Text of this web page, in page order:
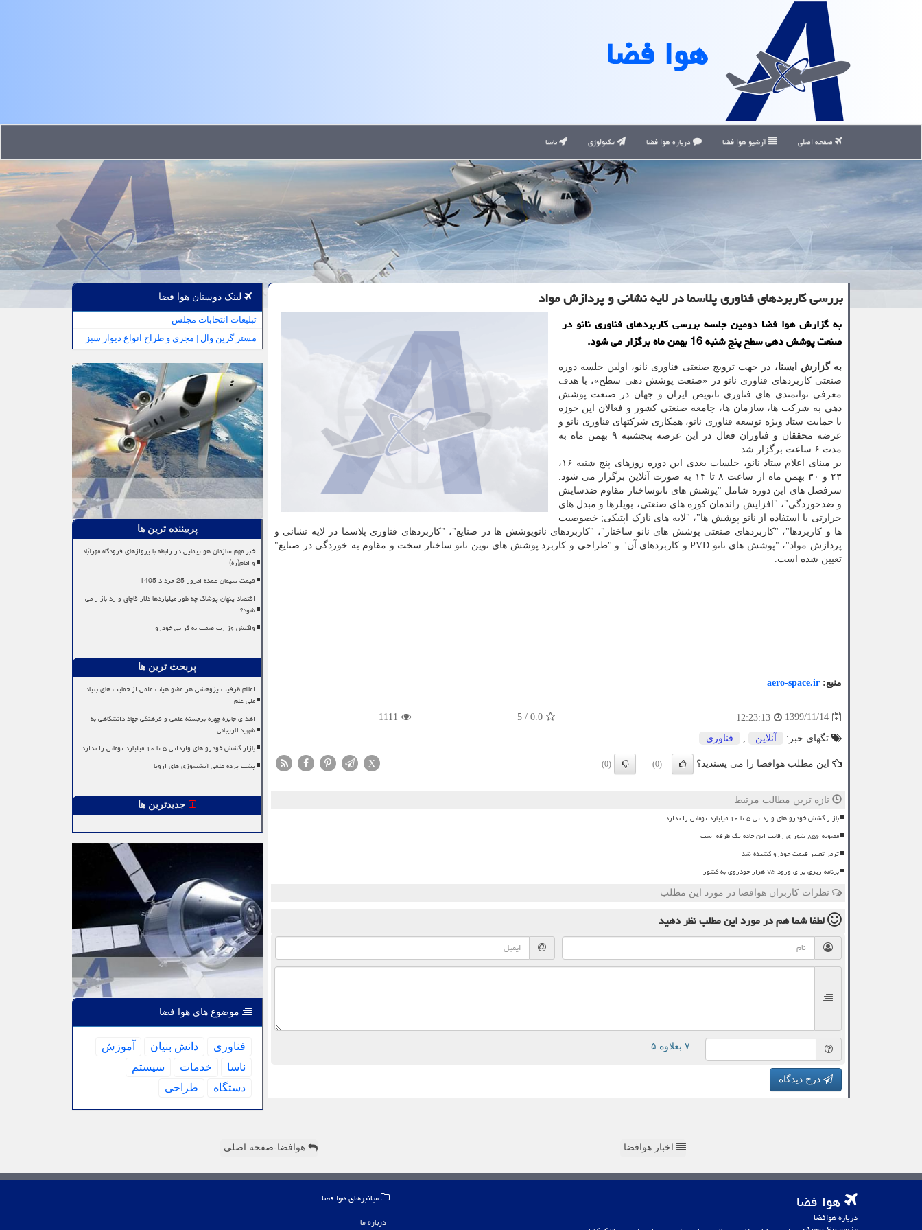
هوا فضا
صفحه اصلی آرشیو هوا فضا درباره هوا فضا تکنولوژی ناسا
بررسی كاربردهای فناوری پلاسما در لایه نشانی و پردازش مواد
به گزارش هوا فضا دومین جلسه بررسی کاربردهای فناوری نانو در
صنعت پوشش دهی سطح پنج شنبه 16 بهمن ماه برگزار می شود.
به گزارش ایسنا، در جهت ترویج صنعتی فناوری نانو، اولین جلسه دوره
صنعتی کاربردهای فناوری نانو در «صنعت پوشش دهی سطح»، با هدف
معرفی توانمندی های فناوری نانویص ایران و جهان در صنعت پوشش
دهی به شرکت ها، سازمان ها، جامعه صنعتی کشور و فعالان این حوزه
با حمایت ستاد ویژه توسعه فناوری نانو، همکاری شرکتهای فناوری نانو و
عرضه محققان و فناوران فعال در این عرصه پنجشنبه ۹ بهمن ماه به
مدت ۶ ساعت برگزار شد.
بر مبنای اعلام ستاد نانو، جلسات بعدی این دوره روزهای پنج شنبه ۱۶،
۲۳ و ۳۰ بهمن ماه از ساعت ۸ تا ۱۴ به صورت آنلاین برگزار می شود.
سرفصل های این دوره شامل "پوشش های نانوساختار مقاوم ضدسایش
و ضدخوردگی"، "افزایش راندمان کوره های صنعتی، بویلرها و مبدل های
حرارتی با استفاده از نانو پوشش ها"، "لایه های نازک اپتیکی; خصوصیت
ها و کاربردها"، "کاربردهای صنعتی پوشش های نانو ساختار"، "کاربردهای نانوپوشش ها در صنایع"، "کاربردهای فناوری پلاسما در لایه نشانی و
پردازش مواد"، "پوشش های نانو PVD و کاربردهای آن" و "طراحی و کاربرد پوشش های نوین نانو ساختار سخت و مقاوم به خوردگی در صنایع"
تعیین شده است.
منبع: aero-space.ir
1399/11/14
12:23:13
0.0
/
5
1111
تگهای خبر: آنلاین فناوری
این مطلب هوافضا را می پسندید؟ (0)
(0)
X
تازه ترین مطالب مرتبط
بازار کشش خودرو های وارداتی ۵ تا ۱۰ میلیارد تومانی را ندارد
مصوبه ۸۵۶ شورای رقابت این جاده یک طرفه است
ترمز تغییر قیمت خودرو کشیده شد
برنامه ریزی برای ورود ۷۵ هزار خودروی به کشور
نظرات کاربران هوافضا در مورد این مطلب
لطفا شما همدر مورد این مطلبنظر دهید
= ۷ بعلاوه ۵
درج دیدگاه
لینک دوستان هوا فضا
تبلیغات انتخابات مجلس
مستر گرین وال | مجری و طراح انواع دیوار سبز
پربیننده ترین ها
خبر مهم سازمان هواپیمایی در رابطه با پروازهای فرودگاه مهرآباد
و امام(ره)
قیمت سیمان عمده امروز 25 خرداد 1405
اقتصاد پنهان پوشاک چه طور میلیاردها دلار قاچاق وارد بازار می
شود؟
واکنش وزارت صمت به گرانی خودرو
پربحث ترین ها
اعلام ظرفیت پژوهشی هر عضو هیات علمی از حمایت های بنیاد
ملی علم
اهدای جایزه چهره برجسته علمی و فرهنگی جهاد دانشگاهی به
شهید لاریجانی
بازار کشش خودرو های وارداتی ۵ تا ۱۰ میلیارد تومانی را ندارد
پشت پرده علمی آتشسوزی های اروپا
جدیدترین ها
موضوع های هوا فضا
فناوری دانش بنیان
آموزش
ناسا
خدمات
سیستم
دستگاه
طراحی
اخبار هوافضا هوافضا-صفحه اصلی
هوا فضا
درباره هوافضا
میانبرهای هوا فضا
درباره ما